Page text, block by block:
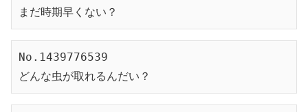
まだ時期早くない？
No.1439776539
どんな虫が取れるんだい？